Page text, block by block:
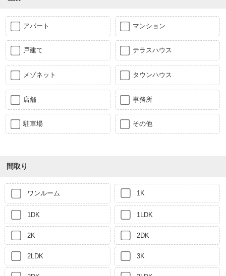
アパート マンション
戸建て テラスハウス
メゾネット タウンハウス
店舗 事務所
駐車場 その他
間取り
ワンルーム 1K
1DK 1LDK
2K 2DK
2LDK 3K